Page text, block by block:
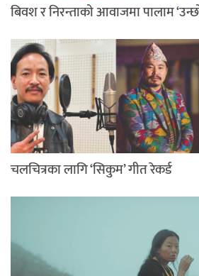
बिवश र निरन्ताको आवाजमा पालाम
चलचित्रका लागि ‘सिकुम’ गीत रेकर्ड